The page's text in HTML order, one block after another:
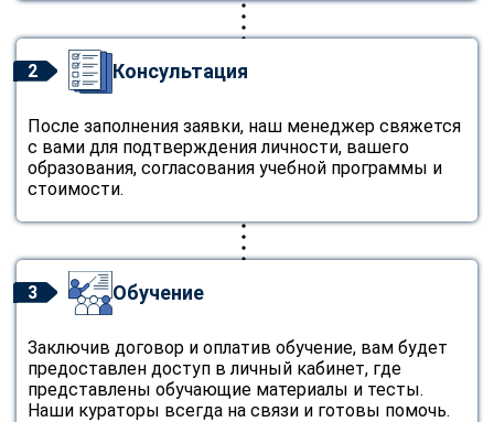
2 Консультация
После заполнения заявки, наш менеджер свяжется
с вами для подтверждения личности, вашего
образования, согласования учебной программы и
стоимости.
3 Обучение
Заключив договор и оплатив обучение, вам будет
предоставлен доступ в личный кабинет, где
представлены обучающие материалы и тесты.
Наши кураторы всегда на связи и готовы помочь.